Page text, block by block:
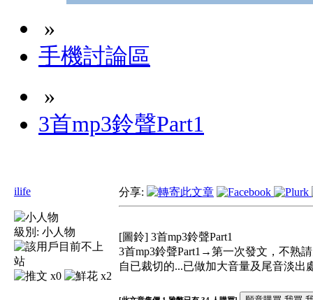
»
手機討論區
»
3首mp3鈴聲Part1
ilife
級別: 小人物
x0 x2
分享:
[圖鈴] 3首mp3鈴聲Part1
3首mp3鈴聲Part1→第一次發文，不熟
自已裁切的...已做加大音量及尾音淡出